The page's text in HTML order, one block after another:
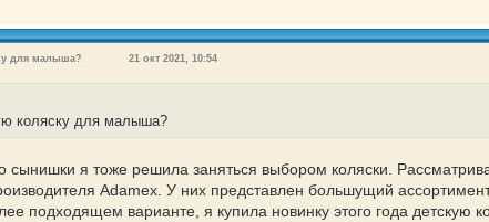
для малыша? 21 окт 2021, 10:54
коляску для малыша?
сынишки я тоже решила заняться выбором коляски.
Adamex. У них представлен большущий
подходящем варианте, я купила новинку этого года детскую